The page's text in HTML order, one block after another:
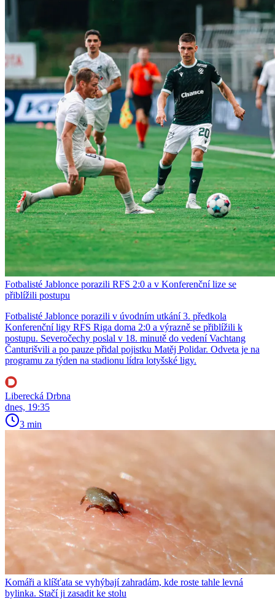
Fotbalisté Jablonce porazili RFS 2:0 a v Konferenční lize se
přiblížili postupu
Fotbalisté Jablonce porazili v úvodním utkání 3. předkola
Konferenční ligy RFS Riga doma 2:0 a výrazně se přiblížili k
postupu. Severočechy poslal v 18. minutě do vedení Vachtang
Čanturišvili a po pauze přidal pojistku Matěj Polidar. Odveta je na
programu za týden na stadionu lídra lotyšské ligy.
Liberecká Drbna
dnes, 19:35
3 min
Komáři a klíšťata se vyhýbají zahradám, kde roste tahle levná
bylinka. Stačí ji zasadit ke stolu